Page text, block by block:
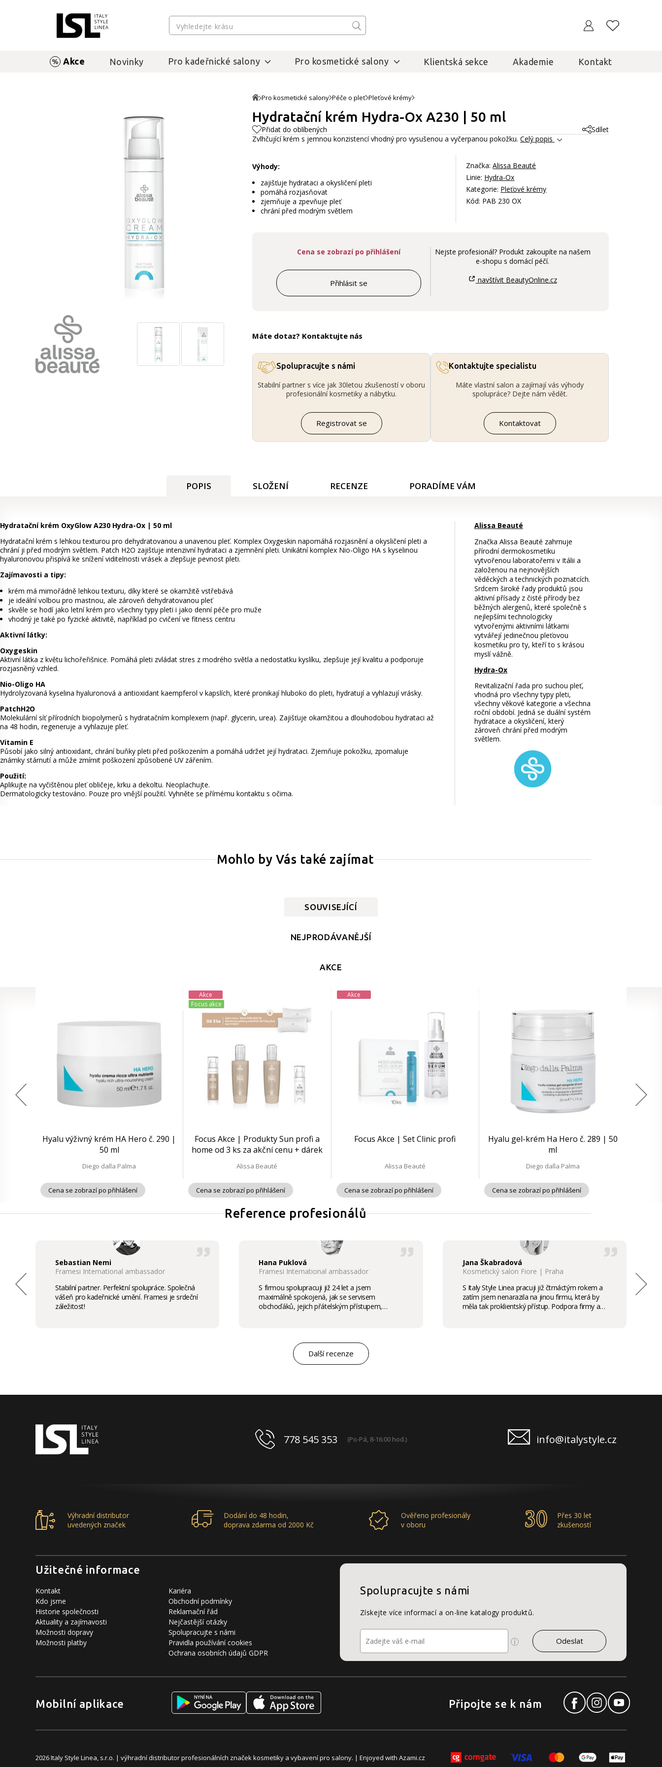
Akce Novinky Pro kadeřnické salony Pro kosmetické salony Klientská sekce Akademie Kontakt
Pro kosmetické salony Péče o pleť Pleťové krémy
Hydratační krém Hydra-Ox A230 | 50 ml
Přidat do oblíbených
Sdílet
Zvlhčující krém s jemnou konzistencí vhodný pro vysušenou a vyčerpanou pokožku. Celý popis
Výhody:
zajišťuje hydrataci a okysličení pleti
pomáhá rozjasňovat
zjemňuje a zpevňuje pleť
chrání před modrým světlem
Značka:Alissa Beauté
Linie: Hydra-Ox
Kategorie: Pleťové krémy
Kód: PAB 230 OX
Cena se zobrazí po přihlášení
Přihlásit se
Nejste profesionál? Produkt zakoupíte na našem
e-shopu s domácí péčí.
navštívit BeautyOnline.cz
Máte dotaz? Kontaktujte nás
Spolupracujte s námi
Stabilní partner s více jak 30letou zkušeností v oboru
profesionální kosmetiky a nábytku.
Registrovat se
Kontaktujte specialistu
Máte vlastní salon a zajímají vás výhody
spolupráce? Dejte nám vědět.
Kontaktovat
POPIS SLOŽENÍ RECENZE PORADÍME VÁM
Hydratační krém OxyGlow A230 Hydra-Ox | 50 ml
Hydratační krém s lehkou texturou pro dehydratovanou a unavenou pleť. Komplex Oxygeskin napomáhá rozjasnění a okysličení pleti a
chrání ji před modrým světlem. Patch H2O zajišťuje intenzivní hydrataci a zjemnění pleti. Unikátní komplex Nio-Oligo HA s kyselinou
hyaluronovou přispívá ke snížení viditelnosti vrásek a zlepšuje pevnost pleti.
Zajímavosti a tipy:
krém má mimořádně lehkou texturu, díky které se okamžitě vstřebává
je ideální volbou pro mastnou, ale zároveň dehydratovanou pleť
skvěle se hodí jako letní krém pro všechny typy pleti i jako denní péče pro muže
vhodný je také po fyzické aktivitě, například po cvičení ve fitness centru
Aktivní látky:
Oxygeskin
Aktivní látka z květu lichořeřišnice. Pomáhá pleti zvládat stres z modrého světla a nedostatku kyslíku, zlepšuje její kvalitu a podporuje
rozjasněný vzhled.
Nio-Oligo HA
Hydrolyzovaná kyselina hyaluronová a antioxidant kaempferol v kapslích, které pronikají hluboko do pleti, hydratují a vyhlazují vrásky.
PatchH2O
Molekulární síť přírodních biopolymerů s hydratačním komplexem (např. glycerin, urea). Zajišťuje okamžitou a dlouhodobou hydrataci až
na 48 hodin, regeneruje a vyhlazuje pleť.
Vitamin E
Působí jako silný antioxidant, chrání buňky pleti před poškozením a pomáhá udržet její hydrataci. Zjemňuje pokožku, zpomaluje
známky stárnutí a může zmírnit poškození způsobené UV zářením.
Použití:
Aplikujte na vyčištěnou pleť obličeje, krku a dekoltu. Neoplachujte.
Dermatologicky testováno. Pouze pro vnější použití. Vyhněte se přímému kontaktu s očima.
Alissa Beauté
Značka Alissa Beauté zahrnuje
přírodní dermokosmetiku
vytvořenou laboratořemi v Itálii a
založenou na nejnovějších
věděckých a technických poznatcích.
Srdcem široké řady produktů jsou
aktivní přísady z čisté přírody bez
běžných alergenů, které společně s
nejlepšími technologicky
vytvořenými aktivními látkami
vytvářejí jedinečnou pleťovou
kosmetiku pro ty, kteří to s krásou
myslí vážně.
Hydra-Ox
Revitalizační řada pro suchou pleť,
vhodná pro všechny typy pleti,
všechny věkové kategorie a všechna
roční období. Jedná se duální systém
hydratace a okysličení, který
zároveň chrání před modrým
světlem.
Mohlo by Vás také zajímat
SOUVISEJÍCÍ
NEJPRODÁVANĚJŠÍ
AKCE
Hyalu výživný krém HA Hero č. 290 |
50 ml
Diego dalla Palma
Cena se zobrazí po přihlášení
Akce
Focus akce
Focus Akce | Produkty Sun profi a
home od 3 ks za akční cenu + dárek
Alissa Beauté
Cena se zobrazí po přihlášení
Akce
Focus Akce | Set Clinic profi
Alissa Beauté
Cena se zobrazí po přihlášení
Hyalu gel-krém Ha Hero č. 289 | 50
ml
Diego dalla Palma
Cena se zobrazí po přihlášení
Reference profesionálů
Sebastian Nemi
Framesi International ambassador
Stabilní partner. Perfektní spolupráce. Společná
vášeň pro kadeřnické umění. Framesi je srdeční
záležitost!
Hana Puklová
Framesi International ambassador
S firmou spolupracuji již 24 let a jsem
maximálně spokojená, jak se servisem
obchoďáků, jejich přátelským přístupem,
marketingovým servisem. Pro mě je to po těch
letech „druhá rodina“. Myslím, že ty roky
spolupráce mluví za vše.
Jana Škabradová
Kosmetický salon Fiore | Praha
S Italy Style Linea pracuji již čtrnáctým rokem a
zatím jsem nenarazila na jinou firmu, která by
měla tak proklientský přístup. Podpora firmy a
Další recenze
778 545 353 (Po-Pá, 8-16:00 hod.) info@italystyle.cz
Výhradní distributor
uvedených značek
Dodání do 48 hodin,
doprava zdarma od 2000 Kč
Ověřeno profesionály
v oboru
Přes 30 let
zkušeností
Užitečné informace
Kontakt
Kdo jsme
Historie společnosti
Aktuality a zajímavosti
Možnosti dopravy
Možnosti platby
Kariéra
Obchodní podmínky
Reklamační řád
Nejčastější otázky
Spolupracujte s námi
Pravidla používání cookies
Ochrana osobních údajů GDPR
Spolupracujte s námi
Získejte více informací a on-line katalogy produktů.
Mobilní aplikace Připojte se k nám
2026 Italy Style Linea, s.r.o. | výhradní distributor profesionálních značek kosmetiky a vybavení pro salony. | Enjoyed with Azami.cz